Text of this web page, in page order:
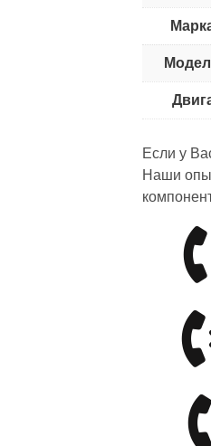
Если у
Наши